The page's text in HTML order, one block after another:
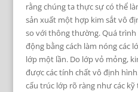
rằng chúng ta thực sự có thể
sản xuất một hợp kim sắt vô
so với thông thường. Quá
động bằng cách làm nóng các
lớp một lần. Do lớp vỏ mỏng,
được các tính chất vô định
cấu trúc lớp rõ ràng như các